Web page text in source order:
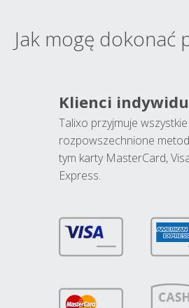
Jak mogę dokonać
Klienci
Talixo przyjmuje wszystkie
rozpowszechnione
tym karty MasterCard,
Express.